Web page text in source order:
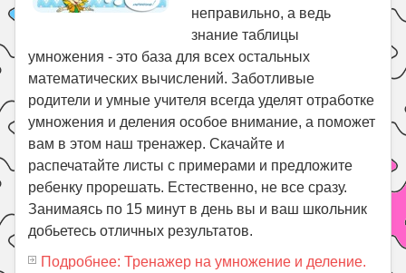
неправильно, а ведь
знание таблицы
умножения - это база для всех остальных
математических вычислений. Заботливые
родители и умные учителя всегда уделят отработке
умножения и деления особое внимание, а поможет
вам в этом наш тренажер. Скачайте и
распечатайте листы с примерами и предложите
ребенку прорешать. Естественно, не все сразу.
Занимаясь по 15 минут в день вы и ваш школьник
добьетесь отличных результатов.
Подробнее: Тренажер на умножение и деление.